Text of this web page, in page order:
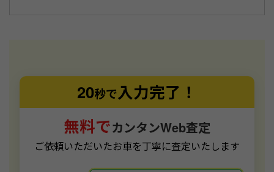
20秒で入力完了！
無料でカンタンWeb査定
ご依頼いただいたお車を丁寧に査定いたします